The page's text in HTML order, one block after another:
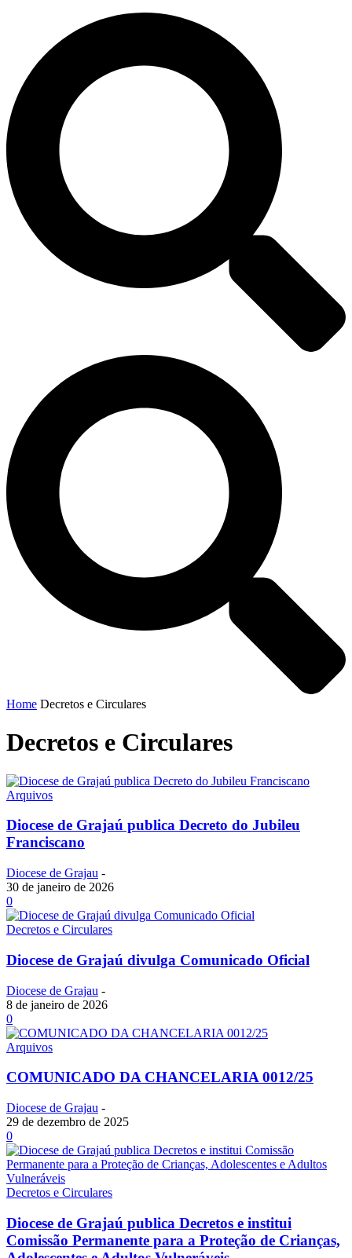
Home Decretos e Circulares
Decretos e Circulares
Arquivos
Diocese de Grajaú publica Decreto do Jubileu
Franciscano
Diocese de Grajau -
30 de janeiro de 2026
0
Decretos e Circulares
Diocese de Grajaú divulga Comunicado Oficial
Diocese de Grajau -
8 de janeiro de 2026
0
Arquivos
COMUNICADO DA CHANCELARIA 0012/25
Diocese de Grajau -
29 de dezembro de 2025
0
Decretos e Circulares
Diocese de Grajaú publica Decretos e institui
Comissão Permanente para a Proteção de Crianças,